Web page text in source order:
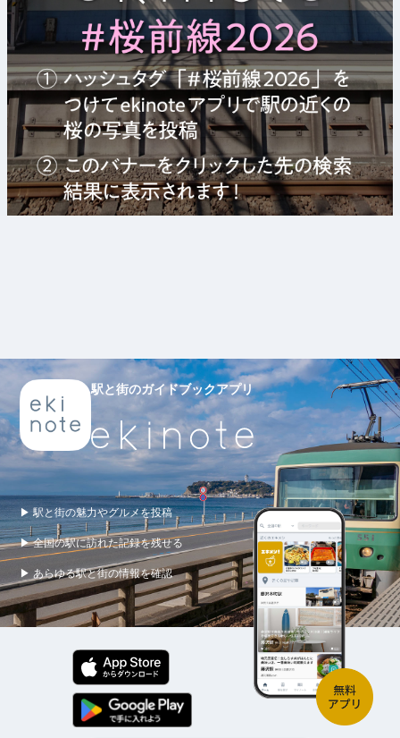
駅と街のガイドブックアプリ
▶ 駅と街の魅力やグルメを投稿
▶ 全国の駅に訪れた記録を残せる
▶ あらゆる駅と街の情報を確認